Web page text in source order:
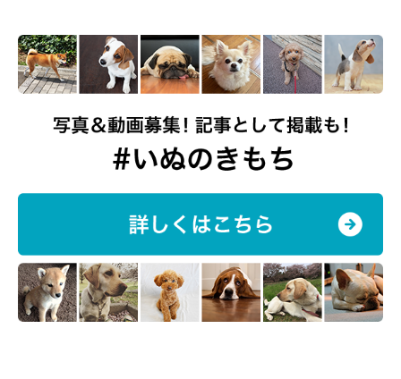
健気で可愛くて、とっても賢い福くんなのでした♪
柴犬に「布団持ってきて」とお願いしたら…ズ
ッコケながらも一生懸命運ぶ姿に胸キュン！
愛犬の可愛い行動を見て、ほっこりすることがありますよね！ 今
しい行動について、飼い主さんにお話を聞いてみました！
写真提供・取材協力／Instagram（ @shiba.mufu
ます。
取材・文／雨宮カイ